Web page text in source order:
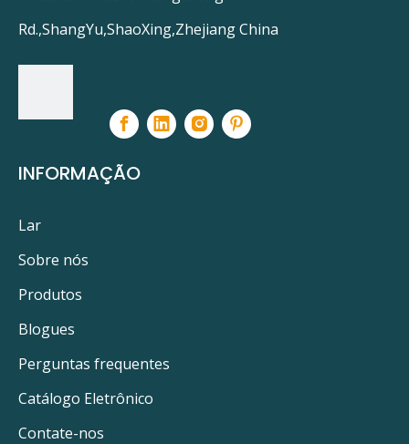
Rd.,ShangYu,ShaoXing,Zhejiang China
INFORMAÇÃO
Lar
Sobre nós
Produtos
Blogues
Perguntas frequentes
Catálogo Eletrônico
Contate-nos